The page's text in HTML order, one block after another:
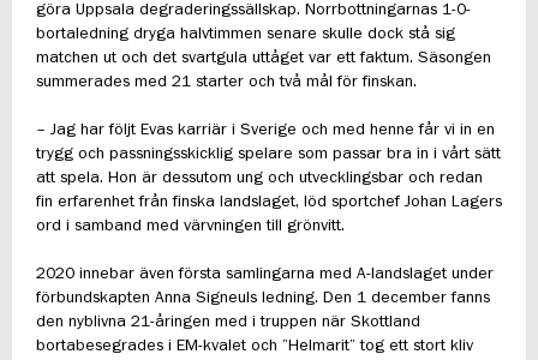
göra Uppsala degraderingssällskap. Norrbottningarnas 1-0-
bortaledning dryga halvtimmen senare skulle dock stå sig
matchen ut och det svartgula uttåget var ett faktum. Säsongen
summerades med 21 starter och två mål för finskan.
– Jag har följt Evas karriär i Sverige och med henne får vi in en
trygg och passningsskicklig spelare som passar bra in i vårt sätt
att spela. Hon är dessutom ung och utvecklingsbar och redan
fin erfarenhet från finska landslaget, löd sportchef Johan Lagers
ord i samband med värvningen till grönvitt.
2020 innebar även första samlingarna med A-landslaget under
förbundskapten Anna Signeuls ledning. Den 1 december fanns
den nyblivna 21-åringen med i truppen när Skottland
bortabesegrades i EM-kvalet och ”Helmarit” tog ett stort kliv